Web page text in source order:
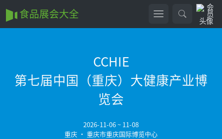
食品展会大全
CCHIE
第七届中国（重庆）大健康产业博
览会
2026-11-06 ~ 11-08
重庆 • 重庆市重庆国际博览中心